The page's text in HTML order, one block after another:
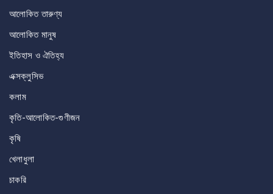
আলোকিত তারুণ্য
আলোকিত মানুষ
ইতিহাস ও ঐতিহ্য
এক্সক্লুসিভ
কলাম
কৃতি-আলোকিত-গুণীজন
কৃষি
খেলাধুলা
চাকরি